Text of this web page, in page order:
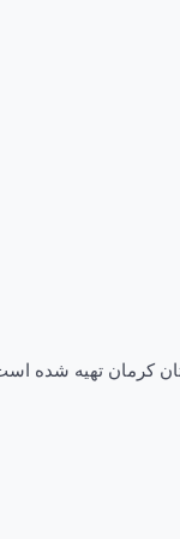
کرمان تهیه شده